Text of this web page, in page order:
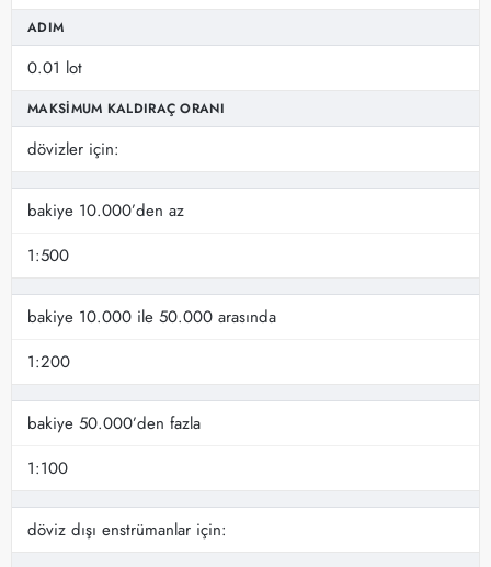
ADIM
0.01 lot
MAKSIMUM KALDIRAÇ ORANI
dövizler için:
bakiye 10.000’den az
1:500
bakiye 10.000 ile 50.000 arasında
1:200
bakiye 50.000’den fazla
1:100
döviz dışı enstrümanlar için: